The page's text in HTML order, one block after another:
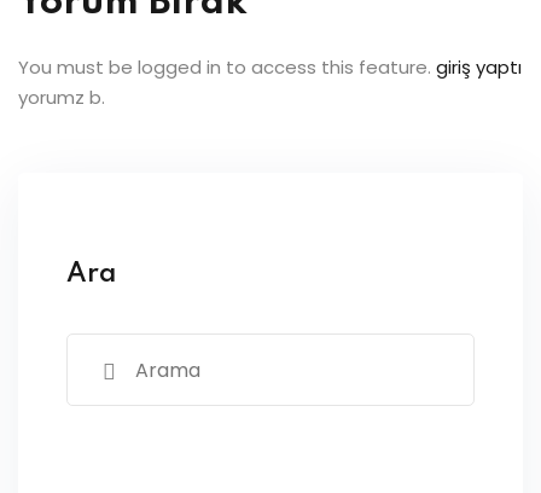
You must be logged in to access this feature. giriş yaptı
yorumz b.
Ara